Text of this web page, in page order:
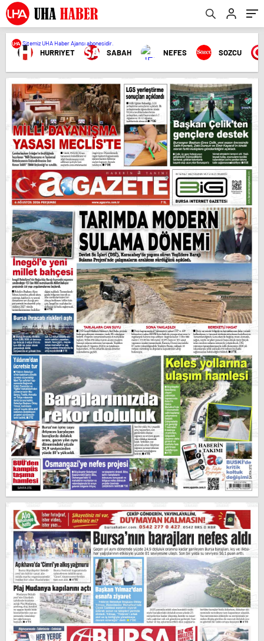
HURRIYET SABAH NEFES SOZCU
Sitemiz UHA Haber Ajansı abonesidir.